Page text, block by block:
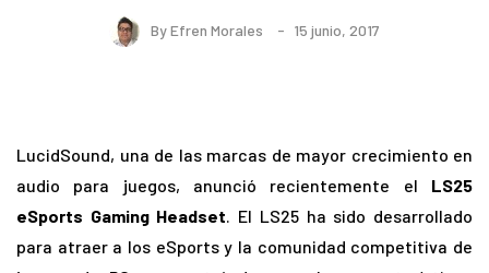
ByEfren Morales 15 junio, 2017
LucidSound, una de las marcas de mayor crecimiento en
audio para juegos, anunció recientemente el LS25
eSports Gaming Headset. El LS25 ha sido desarrollado
para atraer a los eSports y la comunidad competitiva de